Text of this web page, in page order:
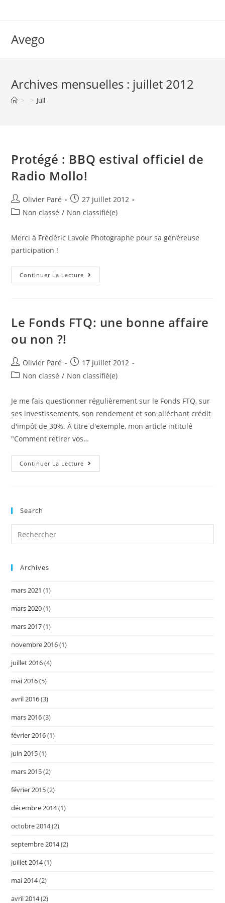
Avego
Archives mensuelles : juillet 2012
> > Juil
Protégé : BBQ estival officiel de
Radio Mollo!
Auteur/autrice
de
Olivier Paré
Post
published:
27 juillet 2012
PostNon classé / Non classifié(e)
Merci à Frédéric Lavoie Photographe pour sa généreuse
participation !
Continuer La Lecture Protégé :
BBQ
Mollo!
Le Fonds FTQ: une bonne affaire
ou non ?!
Auteur/autrice
de
Olivier Paré
Post
published:
17 juillet 2012
PostNon classé / Non classifié(e)
Je me fais questionner régulièrement sur le Fonds FTQ, sur
ses investissements, son rendement et son alléchant crédit
d'impôt de 30%. À titre d'exemple, mon article intitulé
"Comment retirer vos…
Continuer La Lecture Le
Fonds
Search
Archives
mars 2021 (1)
mars 2020(1)
mars 2017(1)
novembre 2016(1)
juillet 2016(4)
mai 2016(5)
avril 2016(3)
mars 2016(3)
février 2016(1)
juin 2015(1)
mars 2015(2)
février 2015(2)
décembre 2014(1)
octobre 2014(2)
septembre 2014(2)
juillet 2014(1)
mai 2014(2)
avril 2014(2)